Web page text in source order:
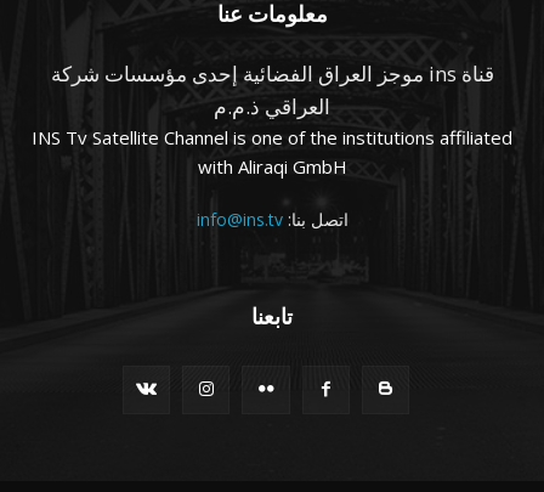
معلومات عنا
قناة ins موجز العراق الفضائية إحدى مؤسسات شركة
العراقي ذ.م.م
INS Tv Satellite Channel is one of the institutions affiliated
with Aliraqi GmbH
اتصل بنا:info@ins.tv
تابعنا